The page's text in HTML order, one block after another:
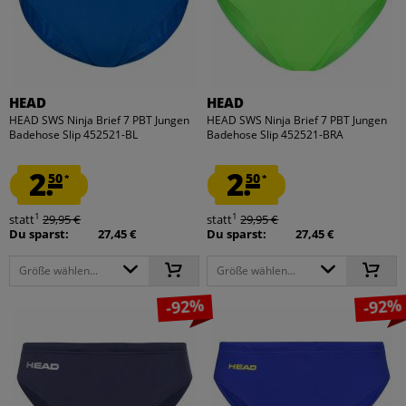
HEAD
HEAD SWS Ninja Brief 7 PBT Jungen
Badehose Slip 452521-BL
2.50*
statt1 29,95 €
Du sparst:
27,45 €
Größe wählen...
HEAD
HEAD SWS Ninja Brief 7 PBT Jungen
Badehose Slip 452521-BRA
2.50*
statt1 29,95 €
Du sparst:
27,45 €
Größe wählen...
-92% -92%